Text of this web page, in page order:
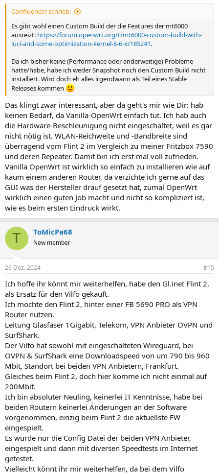
Confluencer schrieb:
Es gibt wohl einen Custom Build der die Features der mt6000
ausreizt: https://forum.openwrt.org/t/mt6000-custom-build-with-
luci-and-some-optimization-kernel-6-6-x/185241.
Da ich bisher keine (Performance oder anderweitige) Probleme
hatte/habe, habe ich weder Snapshot noch den Custom Build nicht
installiert. Wird doch eh alles irgendwann als Teil eines Stable
Releases kommen
Das klingt zwar interessant, aber da geht's mir wie Dir: hab
keinen Bedarf, da Vanilla-OpenWrt einfach tut. Ich hab auch
die Hardware-Beschleunigung nicht eingeschaltet, weil es gar
nicht nötig ist. WLAN-Reichweite und -Bandbreite sind
überragend vom Flint 2 im Vergleich zu meiner Fritzbox 7590
und deren Repeater. Damit bin ich erst mal voll zufrieden.
Vanilla OpenWrt ist wirklich so einfach zu installieren wie auf
kaum einem anderen Router, da verzichte ich gerne auf das
GUI was der Hersteller drauf gesetzt hat, zumal OpenWrt
wirklich einen guten Job macht und nicht so kompliziert ist,
wie es beim ersten Eindruck wirkt.
T ToMicPa68
New member
26 Dez. 2024 #15
Ich hoffe ihr könnt mir weiterhelfen, habe den Gl.inet Flint 2,
als Ersatz für den Vilfo gekauft.
Ich möchte den Flint 2, hinter einer FB 5690 PRO als VPN
Router nutzen.
Leitung Glasfaser 1Gigabit, Telekom, VPN Anbieter OVPN und
SurfShark.
Der Vilfo hat sowohl mit eingeschalteten Wireguard, bei
OVPN & SurfShark eine Downloadspeed von um 790 bis 960
Mbit, Standort bei beiden VPN Anbietern, Frankfurt.
Gleiches beim Flint 2, doch hier komme ich nicht einmal auf
200Mbit.
Ich bin absoluter Neuling, keinerlei IT Kenntnisse, habe bei
beiden Routern keinerlei Änderungen an der Software
vorgenommen, einzig beim Flint 2 die aktuellste FW
eingespielt.
Es wurde nur die Config Datei der beiden VPN Anbieter,
eingespielt und dann mit diversen Speedtests im Internet
getestet.
Vielleicht könnt ihr mir weiterhelfen, da bei dem Vilfo